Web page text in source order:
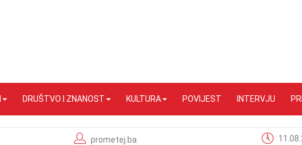
DRUŠTVO I ZNANOST KULTURA POVIJEST INTERVJU
prometej.ba